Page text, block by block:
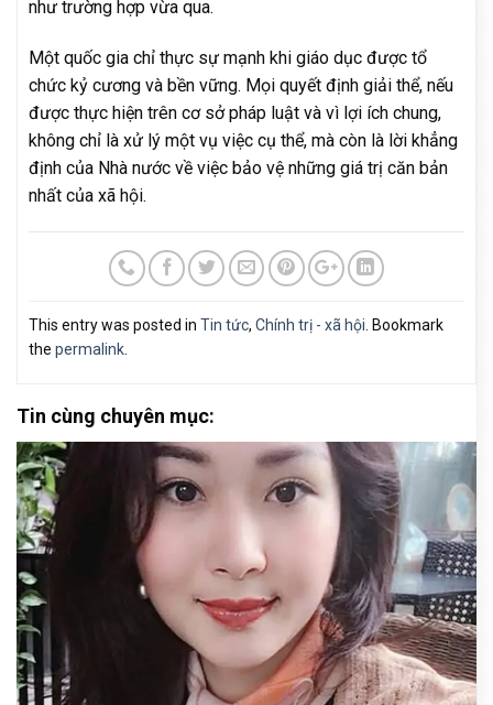
như trường hợp vừa qua.
Một quốc gia chỉ thực sự mạnh khi giáo dục được tổ
chức kỷ cương và bền vững. Mọi quyết định giải thể, nếu
được thực hiện trên cơ sở pháp luật và vì lợi ích chung,
không chỉ là xử lý một vụ việc cụ thể, mà còn là lời khẳng
định của Nhà nước về việc bảo vệ những giá trị căn bản
nhất của xã hội.
This entry was posted in Tin tức, Chính trị - xã hội. Bookmark
the permalink.
Tin cùng chuyên mục: